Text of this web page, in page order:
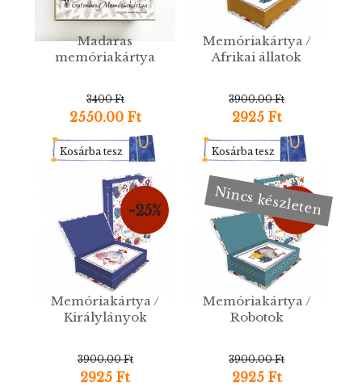
Madaras
memóriakártya
3400 Ft
2550.00 Ft
Kosárba tesz
Memóriakártya /
Afrikai állatok
3900.00 Ft
2925 Ft
Kosárba tesz
-25%
Memóriakártya /
Királylányok
3900.00 Ft
2925 Ft
-25%
Memóriakártya /
Robotok
3900.00 Ft
2925 Ft
Nincs készleten